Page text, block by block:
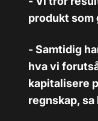
produkt som
- Samtidig
hva vi
kapitalisere
regnskap, sa